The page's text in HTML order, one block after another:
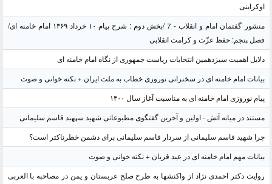
اوکراینی
منشور گفتمان امام و انقلاب - 7 /بخش دوم : شرح پیام ۱۰ خرداد ۱۳۶۹ امام خامنه ای/
فصل پنجم: حفظ عزّت و کرامت انقلابی
دلایل اهمیت سیزدهمین انتخابات ریاست جمهوری از نگاه امام خامنه ای
بیانات امام خامنه ای در سخنرانی نوروزی خطاب به ملت ایران + نکته خوانی و صوت
پیام نوروزی امام خامنه ای به مناسبت آغاز سال ۱۴۰۰
مستند در میانه آتش - اولین و آخرین گفتگوی مطبوعاتی شهید سپهبد قاسم سلیمانی
چرا شهید قاسم سلیمانی از سردار قاسم سلیمانی برای دشمن خطرناکتر است؟
بیانات مهم امام خامنه ای در عید قربان + نکته خوانی و صوت
روایت دکتر احمدی نژاد از واکنشها به طرح صلح عربستان و یمن در مصاحبه با العربی